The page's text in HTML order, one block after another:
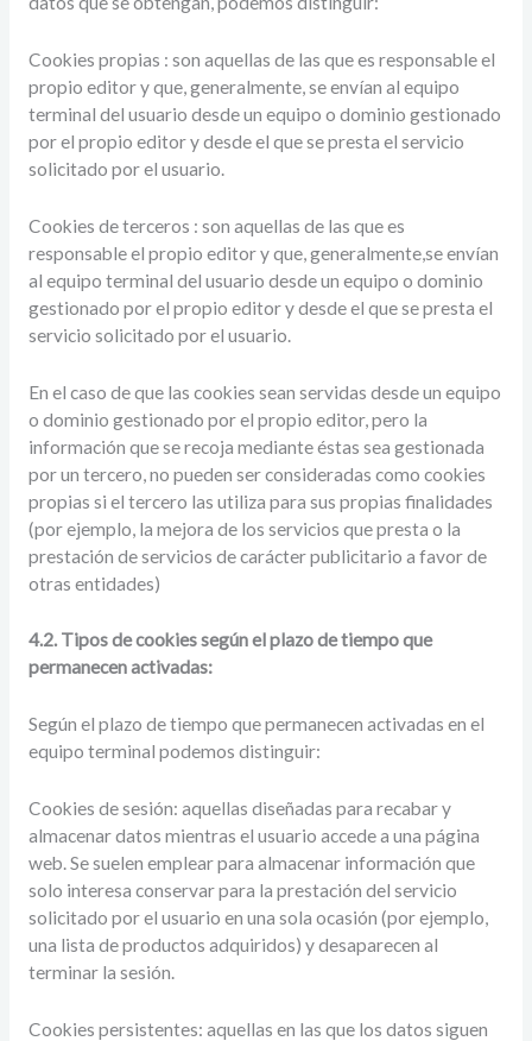
Cookies propias : son aquellas de las que es responsable el
propio editor y que, generalmente, se envían al equipo
terminal del usuario desde un equipo o dominio gestionado
por el propio editor y desde el que se presta el servicio
solicitado por el usuario.
Cookies de terceros : son aquellas de las que es
responsable el propio editor y que, generalmente,se envían
al equipo terminal del usuario desde un equipo o dominio
gestionado por el propio editor y desde el que se presta el
servicio solicitado por el usuario.
En el caso de que las cookies sean servidas desde un equipo
o dominio gestionado por el propio editor, pero la
información que se recoja mediante éstas sea gestionada
por un tercero, no pueden ser consideradas como cookies
propias si el tercero las utiliza para sus propias finalidades
(por ejemplo, la mejora de los servicios que presta o la
prestación de servicios de carácter publicitario a favor de
otras entidades)
4.2. Tipos de cookies según el plazo de tiempo que
permanecen activadas:
Según el plazo de tiempo que permanecen activadas en el
equipo terminal podemos distinguir:
Cookies de sesión: aquellas diseñadas para recabar y
almacenar datos mientras el usuario accede a una página
web. Se suelen emplear para almacenar información que
solo interesa conservar para la prestación del servicio
solicitado por el usuario en una sola ocasión (por ejemplo,
una lista de productos adquiridos) y desaparecen al
terminar la sesión.
Cookies persistentes: aquellas en las que los datos siguen